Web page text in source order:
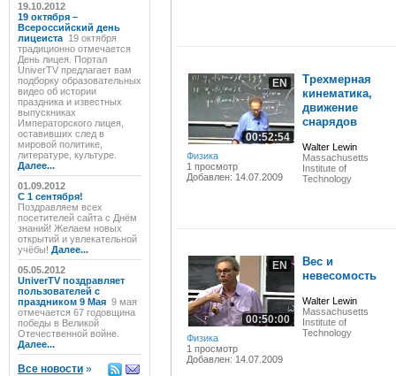
19.10.2012
19 октября –
Всероссийский день
лицеиста 19 октября
традиционно отмечается
День лицея. Портал
UniverTV предлагает вам
подборку образовательных
видео об истории
праздника и известных
выпускниках
Императорского лицея,
оставивших след в
мировой политике,
литературе, культуре.
Далее...
01.09.2012
C 1 сентября!
Поздравляем всех
посетителей сайта с Днём
знаний! Желаем новых
открытий и увлекательной
учёбы! Далее...
05.05.2012
UniverTV поздравляет
пользователей с
праздником 9 Мая 9 мая
отмечается 67 годовщина
победы в Великой
Отечественной войне.
Далее...
Все новости »
EN
00:52:54
Физика
1 просмотр
Добавлен: 14.07.2009
Трехмерная
кинематика,
движение
снарядов
Walter Lewin
Massachusetts
Institute of
Technology
EN
00:50:00
Физика
1 просмотр
Добавлен: 14.07.2009
Вес и
невесомость
Walter Lewin
Massachusetts
Institute of
Technology